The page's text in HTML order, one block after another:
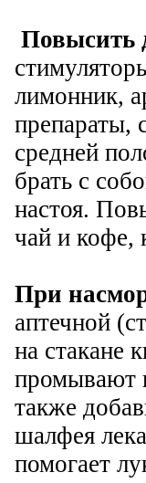
Повысить
лимонник,
препараты,
средней
брать с
настоя.
чай и кофе,
При
аптечной
на стакане
промывают
также
шалфея
помогает